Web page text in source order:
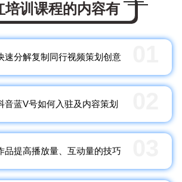
培训课程的内容有
速分解复制同行视频策划创意
音蓝V号如何入驻及内容策划
品提高播放量、互动量的技巧